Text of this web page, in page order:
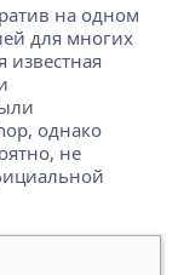
на одном
для многих
известная
однако
не